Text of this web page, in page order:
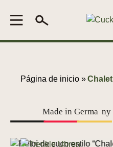
Página de inicio »Chalet
Made in Germa ny